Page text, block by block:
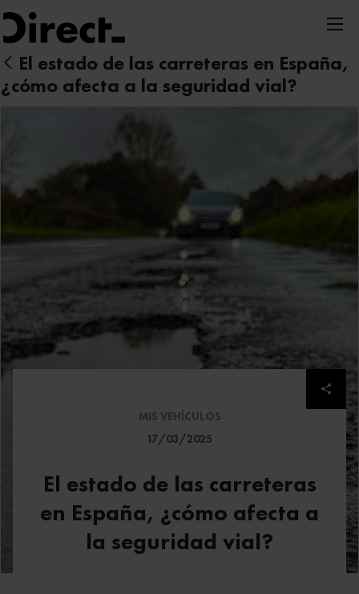
Nota:
este
sitio
web
incluye
accesibilidad.
El estado de las carreteras en España,
¿cómo afecta a la seguridad vial?
MIS VEHÍCULOS
17/03/2025
El estado de las carreteras
en España, ¿cómo afecta a
la seguridad vial?